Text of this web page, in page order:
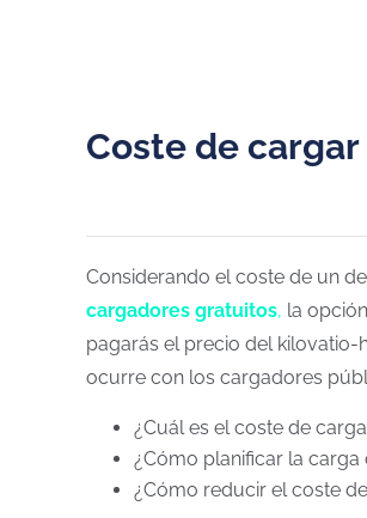
Coste de
Considerando el coste de un
cargadores gratuitos, la
pagarás el precio del
ocurre con los cargadores
¿Cuál es el coste de
¿Cómo planificar la
¿Cómo reducir el coste